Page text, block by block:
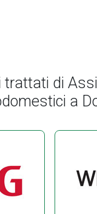
trattati di
a